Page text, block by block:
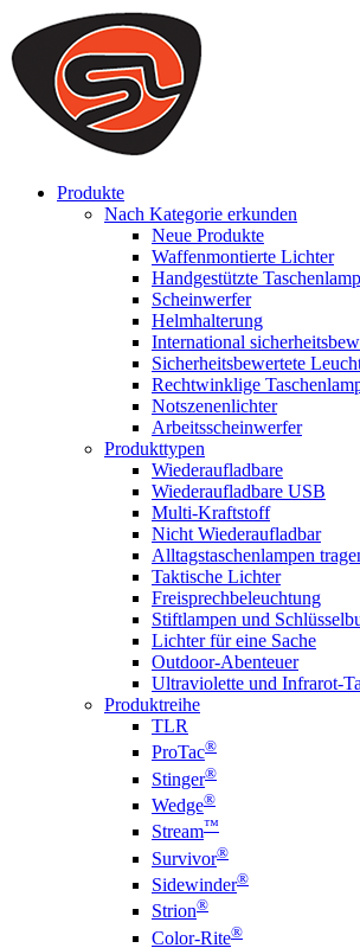
We use cookies to ensure that we provide you
on our website. By continuing to browse this
that cookies are used to help us analyze how
to offer you a better experience. To learn
you can disable cookies, you can access our
Produkte
Nach Kategorie erkunden
Neue Produkte
Waffenmontierte Lichter
Handgestützte
Scheinwerfer
Helmhalterung
International
Sicherheitsbewertete
Rechtwinklige
Notszenenlichter
Arbeitsscheinwerfer
Produkttypen
Wiederaufladbare
Wiederaufladbare USB
Multi-Kraftstoff
Nicht Wiederaufladbar
Alltagstaschenlampen
Taktische Lichter
Freisprechbeleuchtung
Stiftlampen und
Lichter für eine Sache
Outdoor-Abenteuer
Ultraviolette und Infrarot-
Produktreihe
TLR
ProTac®
Stinger®
Wedge®
Stream™
Survivor®
Sidewinder®
Strion®
Color-Rite®